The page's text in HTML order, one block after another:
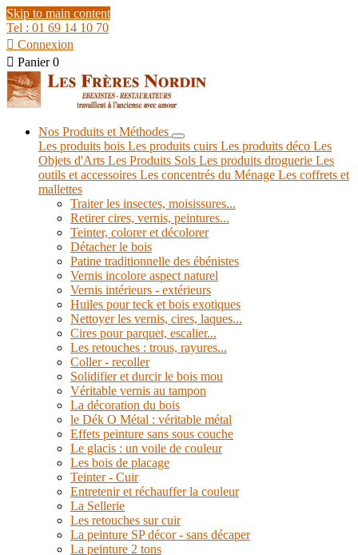
Skip to main content
Tel : 01 69 14 10 70
 Connexion
 Panier 0
Nos Produits et Méthodes
Les produits bois Les produits cuirs Les produits déco Les
Objets d'Arts Les Produits Sols Les produits droguerie Les
outils et accessoires Les concentrés du Ménage Les coffrets et
mallettes
Traiter les insectes, moisissures...
Retirer cires, vernis, peintures...
Teinter, colorer et décolorer
Détacher le bois
Patine traditionnelle des ébénistes
Vernis incolore aspect naturel
Vernis intérieurs - extérieurs
Huiles pour teck et bois exotiques
Nettoyer les vernis, cires, laques...
Cires pour parquet, escalier...
Les retouches : trous, rayures...
Coller - recoller
Solidifier et durcir le bois mou
Véritable vernis au tampon
La décoration du bois
le Dék O Métal : véritable métal
Effets peinture sans sous couche
Le glacis : un voile de couleur
Les bois de placage
Teinter - Cuir
Entretenir et réchauffer la couleur
La Sellerie
Les retouches sur cuir
La peinture SP décor - sans décaper
La peinture 2 tons